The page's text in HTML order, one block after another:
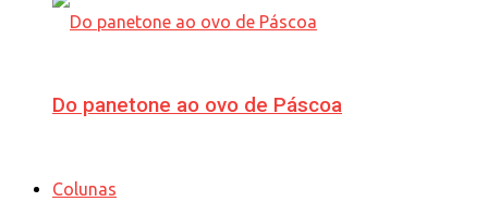
Do panetone ao ovo de Páscoa
Colunas